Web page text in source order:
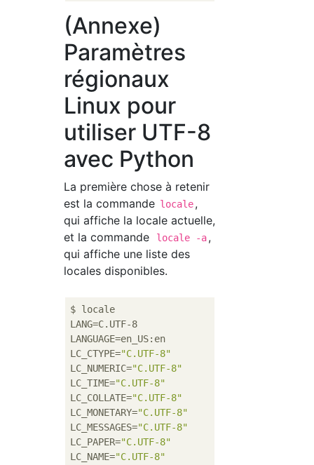
(Annexe)
Paramètres
régionaux
Linux pour
utiliser UTF-8
avec Python
La première chose à retenir
est la commande locale,
qui affiche la locale actuelle,
et la commande
locale -a,
qui affiche une liste des
locales disponibles.
$ locale
LANG=C.UTF-8
LANGUAGE=en_US:en
LC_CTYPE="C.UTF-8"
LC_NUMERIC="C.UTF-8"
LC_TIME="C.UTF-8"
LC_COLLATE="C.UTF-8"
LC_MONETARY="C.UTF-8"
LC_MESSAGES="C.UTF-8"
LC_PAPER="C.UTF-8"
LC_NAME="C.UTF-8"